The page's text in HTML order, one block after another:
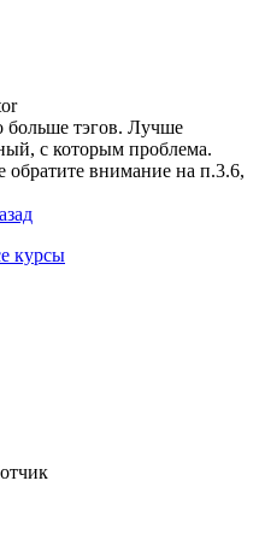
больше тэгов. Лучше
с которым проблема.
обратите внимание на п.3.6,
курсы